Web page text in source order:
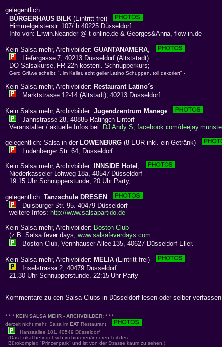
gelegentlich:
BÜRGERHAUS BILK (Eintritt frei)
Himmelgeisterstr. 107/ h 40225 Düsseldorf
Info von: Erwin.Neander @ t-online.de & Georges&Anna, flow-in.de
Kein Salsa mehr, Archivbilder: GUANTANAMERA,
Liefergasse 7, 40213 Düsseldorf (Altststadt)
DO Salsakurse, FR 22h kostenl. Schnupperkurs;
Gerd Gräwe scheibt: "..im Keller, echt geiler Latino Schuppen, toll dekoriert" -
Kein Salsa mehr, Archivbilder: Restaurant Latino´s
Marktstrasse 12-14 (Altstadt), 40213 Düsseldorf
Kein Salsa mehr, Archivbilder: Jugendzentrum Manege
Jahnstrasse 28, 40885 Ratingen-Lintorf
Veranstalter / aktuelle Infos bei: DJ Andy S, facebook.com/
gelegentlich: Salsa in der LÖWENBURG (8 EUR inkl. ein Getränk)
Ludenberger Str. 64, Düsseldorf
Kein Salsa mehr, Archivbilder:
INNSIDE Hotel ,
Niederkasseler Lohweg 18a, 40547 Düsseldorf
19:15 Uhr Schnupperstunde, 20 Uhr Party,
gelegentlich: Tanzschule DRESEN
Duisburger Str. 95, 40479 Düsseldorf
weitere Infos: http://www.salsapartido.de
Kein Salsa mehr, Archivbilder: Boston Club
(z.B. Salsa fever days, www.salsafeverdays.com
Boston Club, Vennhauser Allee 135, 40627 Düsseldorf-Eller.
Kein Salsa mehr, Archivbilder: MELIA (Eintritt frei)
Inselstrasse 2, 40479 Düsseldorf
21.30 Uhr Schnupperstunde, 22:15 Uhr Party
Kommentare zu den Salsa-Clubs in Düsseldorf lesen oder selber
* * * KEIN SALSA MEHR - ARCHVBILDER: * * *
derzeit nicht mehr: Salsa im EAT Restaurant,
Hansaallee 101, 40549 Düsseldorf
(Das Lokal befindet sich im hinteren/inneren Teil des
Bürokomplex "Prinzenpark" und ist von der Strasse kaum zu sehen.)